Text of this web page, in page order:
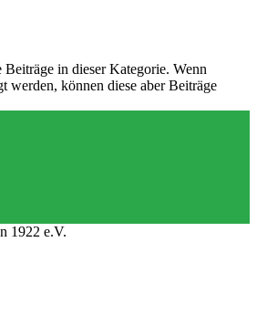
Beiträge in dieser Kategorie. Wenn
werden, können diese aber Beiträge
1922 e.V.